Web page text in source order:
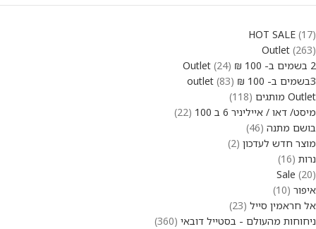
HOT SALE 17
Outlet 263
2 בשמים ב- 100 ₪ Outlet
24
3בשמים ב- 100 ₪ outlet
83
Outlet מותגים
118
מיסט/ דאו / אייליניר 6 ב 100
22
בושם מתנה 46
מוצר חדש לעדכון 2
נרות 16
Sale 20
איפור 10
אל חראמין סייל 23
ניחוחות מהעולם - בסטייל דובאי 360